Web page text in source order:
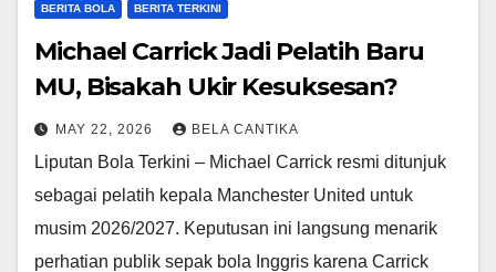
BERITA BOLA BERITA TERKINI
Michael Carrick Jadi Pelatih Baru
MU, Bisakah Ukir Kesuksesan?
MAY 22, 2026 BELA CANTIKA
Liputan Bola Terkini – Michael Carrick resmi ditunjuk
sebagai pelatih kepala Manchester United untuk
musim 2026/2027. Keputusan ini langsung menarik
perhatian publik sepak bola Inggris karena Carrick